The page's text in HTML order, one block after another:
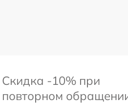
Скидка -10% при
повторном